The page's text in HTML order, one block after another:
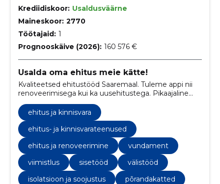
Krediidiskoor: Usaldusväärne
Maineskoor: 2770
Töötajaid: 1
Prognooskäive (2026): 160 576 €
Usalda oma ehitus meie kätte!
Kvaliteetsed ehitustööd Saaremaal. Tuleme appi nii
renoveerimisega kui ka uusehitustega. Pikaajaline
ehitus ja kinnisvara
ehitus- ja kinnisvarateenused
ehitus ja renoveerimine
vundament
viimistlus
sisetööd
välistööd
isolatsioon ja soojustus
põrandakatted